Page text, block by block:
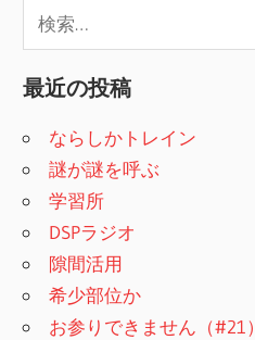
検
索
:
最近の投稿
ならしかトレイン
謎が謎を呼ぶ
学習所
DSPラジオ
隙間活用
希少部位か
お参りできません（#21）